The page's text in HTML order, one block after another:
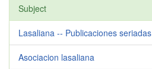
Subject
Lasaliana -- Publicaciones seriadas
Asociacion lasaliana